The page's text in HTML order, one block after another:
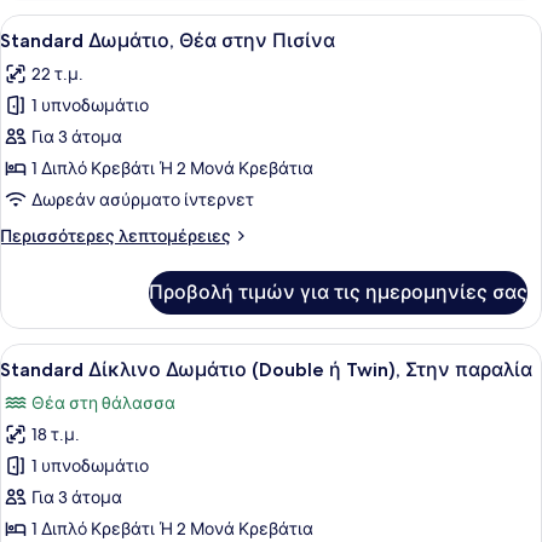
Θέα
στον
Προβολή
όλων
των
φωτογραφιών
για
Standard
Δωμάτιο,
στην
Ένα μπαλκόνι με θέα σε μια
11
Standard Δωμάτιο, Θέα στην Πισίνα
22 τ.μ.
1 υπνοδωμάτιο
Για 3 άτομα
1 Διπλό Κρεβάτι Ή 2 Μονά Κρεβάτια
Δωρεάν ασύρματο ίντερνετ
Περισσότερες λεπτομέρειες
Περισσότερες
Δωμάτιο,
Θέα
στην
Προβολή τιμών για τις ημερομηνίες σας
Προβολή
όλων
των
φωτογραφιών
για
Standard
Δίκλινο
Ένα δωμάτιο ξενοδοχείου με ένα
10
Standard Δίκλινο Δωμάτιο (Double ή Twin), Στην παραλία
Θέα στη θάλασσα
18 τ.μ.
1 υπνοδωμάτιο
Για 3 άτομα
1 Διπλό Κρεβάτι Ή 2 Μονά Κρεβάτια